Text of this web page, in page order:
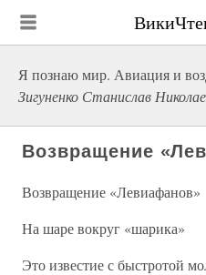
Я познаю мир. Авиация и
Зигуненко Станислав
Возвращение
Возвращение «Левиафанов»
На шаре вокруг «шарика»
Это известие с быстротой